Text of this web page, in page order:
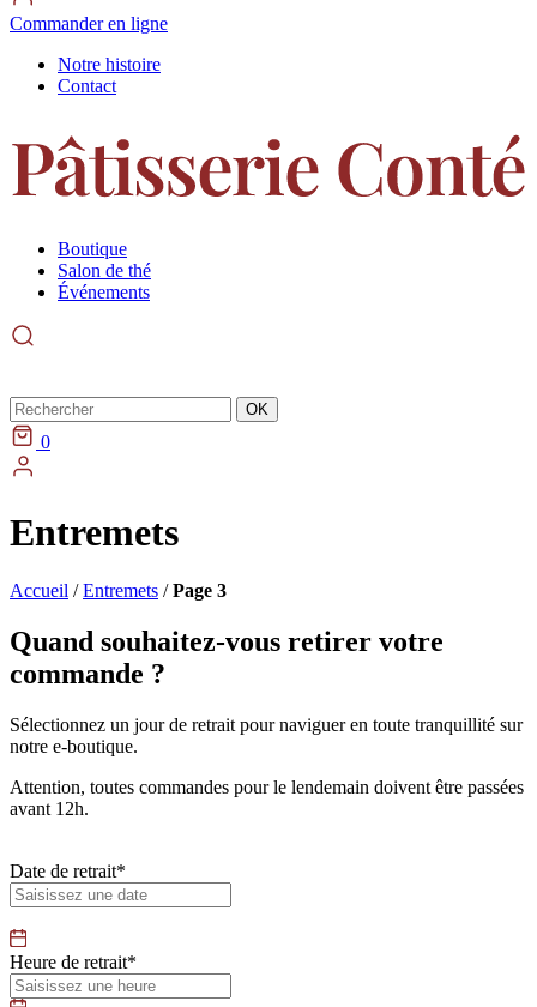
Commander en ligne
Notre histoire
Contact
Boutique
Salon de thé
Événements
Rechercher OK
0
Entremets
Accueil /Entremets /Page 3
Quand souhaitez-vous retirer votre
commande ?
Sélectionnez un jour de retrait pour naviguer en toute tranquillité sur
notre e-boutique.
Attention, toutes commandes pour le lendemain doivent être passées
avant 12h.
Date de retrait*
Heure de retrait*